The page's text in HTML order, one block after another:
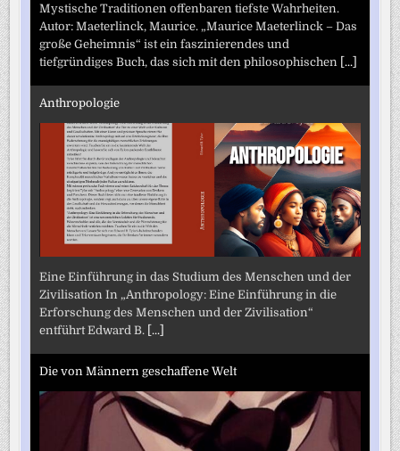
Mystische Traditionen offenbaren tiefste Wahrheiten.
Autor: Maeterlinck, Maurice. „Maurice Maeterlinck – Das
große Geheimnis“ ist ein faszinierendes und
tiefgründiges Buch, das sich mit den philosophischen
[...]
Anthropologie
Eine Einführung in das Studium des Menschen und der
Zivilisation In „Anthropology: Eine Einführung in die
Erforschung des Menschen und der Zivilisation“
entführt Edward B.
[...]
Die von Männern geschaffene Welt